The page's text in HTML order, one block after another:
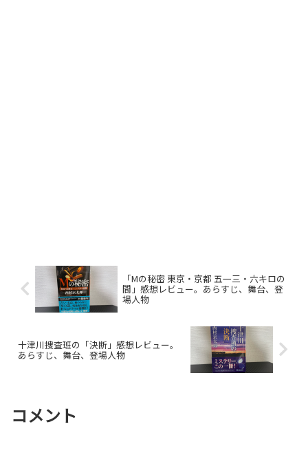
「Mの秘密 東京・京都 五一三・六キロの
間」感想レビュー。あらすじ、舞台、登
場人物
十津川捜査班の「決断」感想レビュー。
あらすじ、舞台、登場人物
コメント